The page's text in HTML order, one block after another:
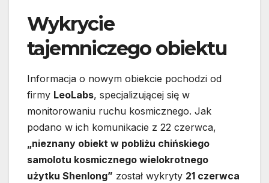
Wykrycie
tajemniczego obiektu
Informacja o nowym obiekcie pochodzi od
firmy LeoLabs, specjalizującej się w
monitorowaniu ruchu kosmicznego. Jak
podano w ich komunikacie z 22 czerwca,
„nieznany obiekt w pobliżu chińskiego
samolotu kosmicznego wielokrotnego
użytku Shenlong” został wykryty 21 czerwca